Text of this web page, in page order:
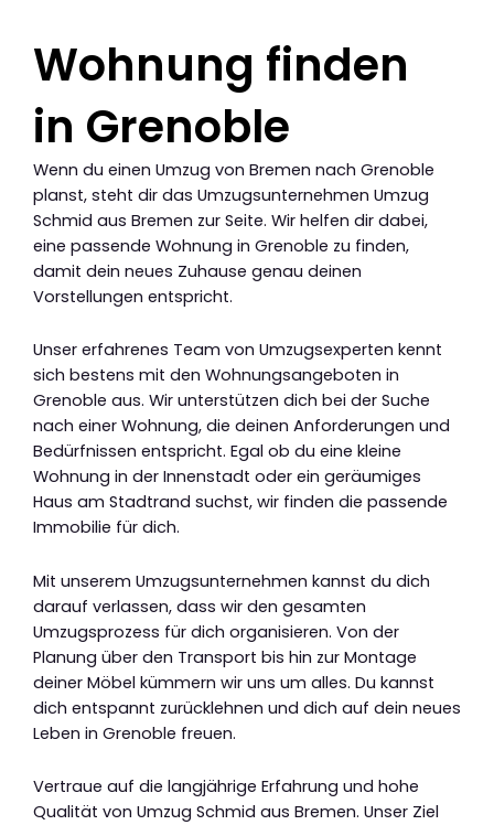
Wohnung finden
in Grenoble
Wenn du einen Umzug von Bremen nach Grenoble
planst, steht dir das Umzugsunternehmen Umzug
Schmid aus Bremen zur Seite. Wir helfen dir dabei,
eine passende Wohnung in Grenoble zu finden,
damit dein neues Zuhause genau deinen
Vorstellungen entspricht.
Unser erfahrenes Team von Umzugsexperten kennt
sich bestens mit den Wohnungsangeboten in
Grenoble aus. Wir unterstützen dich bei der Suche
nach einer Wohnung, die deinen Anforderungen und
Bedürfnissen entspricht. Egal ob du eine kleine
Wohnung in der Innenstadt oder ein geräumiges
Haus am Stadtrand suchst, wir finden die passende
Immobilie für dich.
Mit unserem Umzugsunternehmen kannst du dich
darauf verlassen, dass wir den gesamten
Umzugsprozess für dich organisieren. Von der
Planung über den Transport bis hin zur Montage
deiner Möbel kümmern wir uns um alles. Du kannst
dich entspannt zurücklehnen und dich auf dein neues
Leben in Grenoble freuen.
Vertraue auf die langjährige Erfahrung und hohe
Qualität von Umzug Schmid aus Bremen. Unser Ziel